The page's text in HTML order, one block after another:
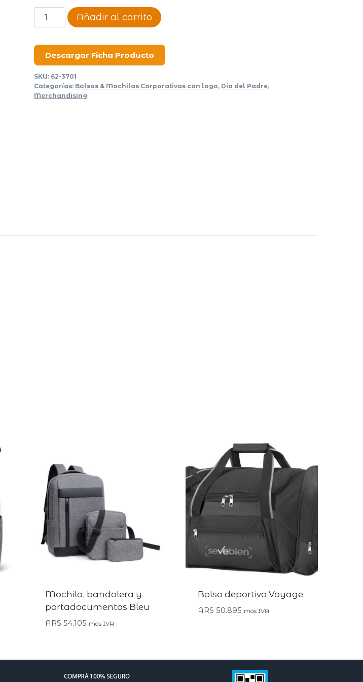
Mochila
Unicross
cantidad
Añadir al carrito
Descargar Ficha Producto
SKU: 62-3701
Categorías: Bolsos & Mochilas Corporativas con logo, Día del Padre,
Merchandising
Mochila, bandolera y
portadocumentos Bleu
ARS 54.105 más IVA
Bolso deportivo Voyage
ARS 50.895 más IVA